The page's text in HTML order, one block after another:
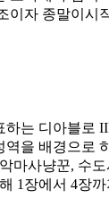
이자 종말이시
하는 디아블로
을 배경으로
마사냥꾼, 수도
1장에서 4장